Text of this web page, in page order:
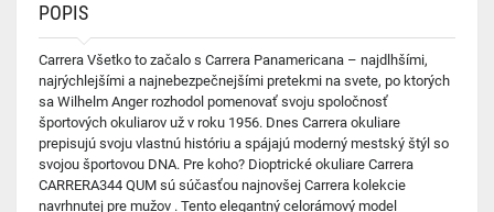
POPIS
Carrera Všetko to začalo s Carrera Panamericana – najdlhšími,
najrýchlejšími a najnebezpečnejšími pretekmi na svete, po ktorých
sa Wilhelm Anger rozhodol pomenovať svoju spoločnosť
športových okuliarov už v roku 1956. Dnes Carrera okuliare
prepisujú svoju vlastnú históriu a spájajú moderný mestský štýl so
svojou športovou DNA. Pre koho? Dioptrické okuliare Carrera
CARRERA344 QUM sú súčasťou najnovšej Carrera kolekcie
navrhnutej pre mužov . Tento elegantný celorámový model